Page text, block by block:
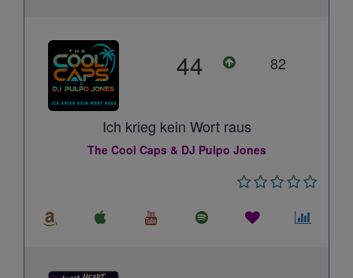
44 82
Ich krieg kein Wort raus
The Cool Caps & DJ Pulpo Jones